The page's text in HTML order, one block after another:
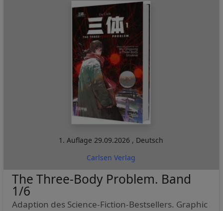
1. Auflage29.09.2026 , Deutsch
Carlsen Verlag
The Three-Body Problem. Band
1/6
Adaption des Science-Fiction-Bestsellers. Graphic